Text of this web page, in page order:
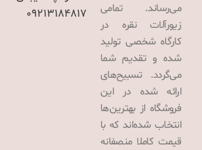
می‌رساند. تمامی
زیورآلات نقره در
کارگاه شخصی تولید
شده و تقدیم شما
می‌گردد. تسبیح‌های
ارائه شده در این
فروشگاه از بهترین‌ها
انتخاب شده‌اند که با
قیمت کاملا منصفانه
09213184817